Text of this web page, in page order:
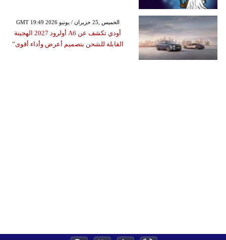
GMT 19:49 2026 الخميس ,25 حزيران / يونيو
أودي تكشف عن A6 أولرود 2027 الهجينة
القابلة للشحن بتصميم أعرض وأداء أقوى”